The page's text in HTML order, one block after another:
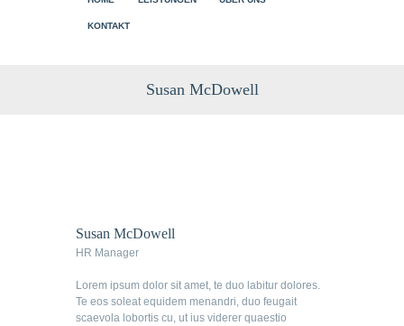
KONTAKT
Susan McDowell
Susan McDowell
HR Manager
Lorem ipsum dolor sit amet, te duo labitur dolores.
Te eos soleat equidem menandri, duo feugait
scaevola lobortis cu, ut ius viderer quaestio